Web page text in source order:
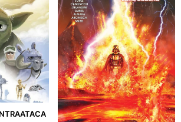
DARTH
VADER
LORD
OSCURO
TOMO
Nº
04/04
-
9788413415987